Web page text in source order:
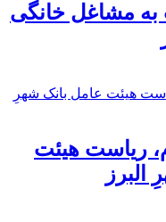
به مشاغل خانگی
ریاست هیئت